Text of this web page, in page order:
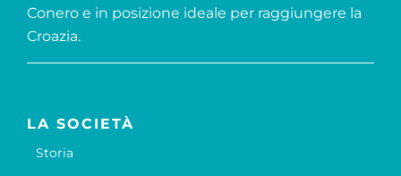
Conero e in posizione ideale per raggiungere la
Croazia.
LA SOCIETÀ
Storia